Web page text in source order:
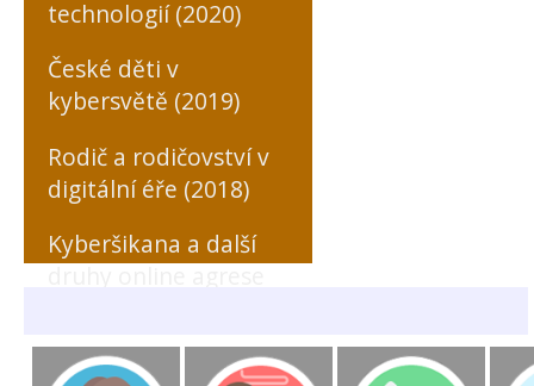
technologií (2020)
České děti v
kybersvětě (2019)
Rodič a rodičovství v
digitální éře (2018)
Kyberšikana a další
(MONO, 2018)